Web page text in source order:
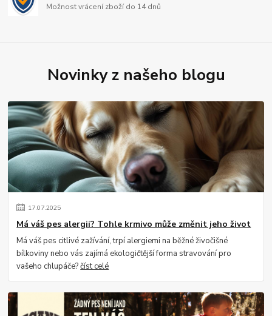
Možnost vrácení zboží do 14 dnů
Novinky z našeho blogu
17.07.2025
Má váš pes alergii? Tohle krmivo může změnit jeho život
Má váš pes citlivé zažívání, trpí alergiemi na běžné živočišné
bílkoviny nebo vás zajímá ekologičtější forma stravování pro
vašeho chlupáče?číst celé